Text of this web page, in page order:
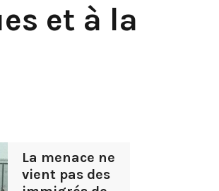
et à la
La menace ne
vient pas des